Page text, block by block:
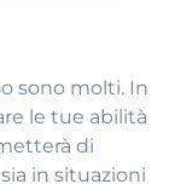
sono molti. In
le tue abilità
di
in situazioni